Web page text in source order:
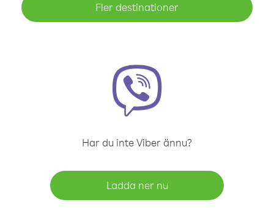
Fler destinationer
Har du inte Viber ännu?
Ladda ner nu